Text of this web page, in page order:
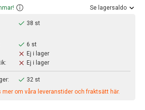
Se lagersaldo
38 st
6 st
Ej i lager
Ej i lager
32 st
mer om våra leveranstider och fraktsätt här.